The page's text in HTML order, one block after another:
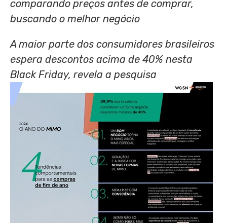
comparando preços antes de comprar,
buscando o melhor negócio
A maior parte dos consumidores brasileiros
espera descontos acima de 40% nesta
Black Friday, revela a pesquisa